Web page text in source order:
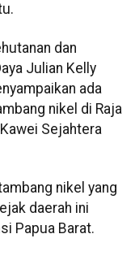
dan
Julian Kelly
ada
nikel di Raja
Sejahtera
nikel yang
daerah ini
Papua Barat.